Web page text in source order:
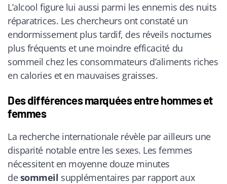
L’alcool figure lui aussi parmi les ennemis des nuits
réparatrices. Les chercheurs ont constaté un
endormissement plus tardif, des réveils nocturnes
plus fréquents et une moindre efficacité du
sommeil chez les consommateurs d’aliments riches
en calories et en mauvaises graisses.
Des différences marquées entre hommes et
femmes
La recherche internationale révèle par ailleurs une
disparité notable entre les sexes. Les femmes
nécessitent en moyenne douze minutes
desommeil supplémentaires par rapport aux